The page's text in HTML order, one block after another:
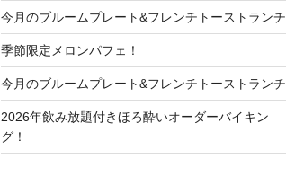
今月のブルームプレート&フレンチトーストランチ
季節限定メロンパフェ！
今月のブルームプレート&フレンチトーストランチ
2026年飲み放題付きほろ酔いオーダーバイキン
グ！